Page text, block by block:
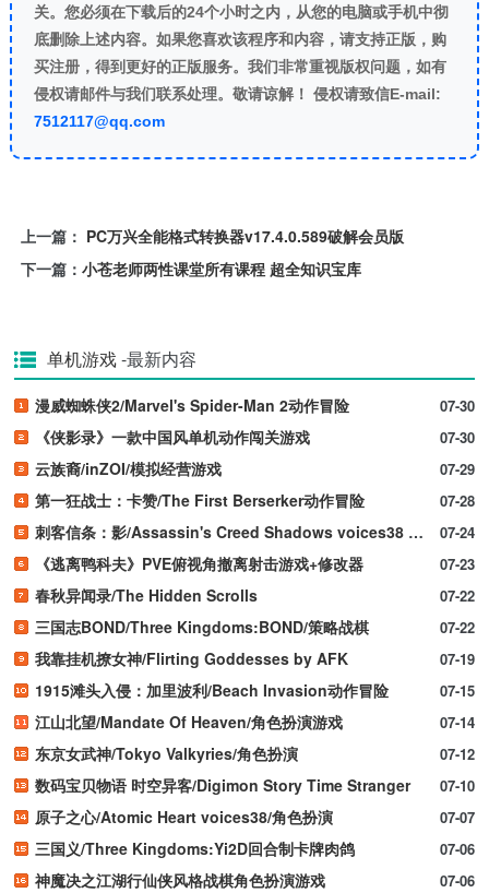
关。您必须在下载后的24个小时之内，从您的电脑或手机中彻
底删除上述内容。如果您喜欢该程序和内容，请支持正版，购
买注册，得到更好的正版服务。我们非常重视版权问题，如有
侵权请邮件与我们联系处理。敬请谅解！ 侵权请致信E-mail:
7512117@qq.com
上一篇： PC万兴全能格式转换器v17.4.0.589破解会员版
下一篇： 小苍老师两性课堂所有课程 超全知识宝库
单机游戏-最新内容
07-30
漫威蜘蛛侠2/Marvel's Spider-Man 2动作冒险
07-30
《侠影录》一款中国风单机动作闯关游戏
07-29
云族裔/inZOI/模拟经营游戏
07-28
第一狂战士：卡赞/The First Berserker动作冒险
07-24
刺客信条：影/Assassin's Creed Shadows voices38 新游发布
07-23
《逃离鸭科夫》PVE俯视角撤离射击游戏+修改器
07-22
春秋异闻录/The Hidden Scrolls
07-22
三国志BOND/Three Kingdoms:BOND/策略战棋
07-19
我靠挂机撩女神/Flirting Goddesses by AFK
07-15
1915滩头入侵：加里波利/Beach Invasion动作冒险
07-14
江山北望/Mandate Of Heaven/角色扮演游戏
07-12
东京女武神/Tokyo Valkyries/角色扮演
07-10
数码宝贝物语 时空异客/Digimon Story Time Stranger
07-07
原子之心/Atomic Heart voices38/角色扮演
07-06
三国义/Three Kingdoms:Yi2D回合制卡牌肉鸽
07-06
神魔决之江湖行仙侠风格战棋角色扮演游戏